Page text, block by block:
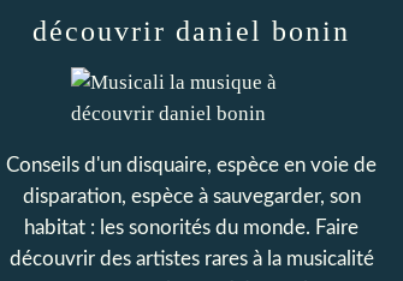
découvrir daniel bonin
Conseils d'un disquaire, espèce en voie de
disparation, espèce à sauvegarder, son
habitat : les sonorités du monde. Faire
découvrir des artistes rares à la musicalité